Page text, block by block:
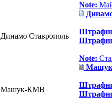
Note:
Динамо Ставрополь
Note:
Машук-КМВ